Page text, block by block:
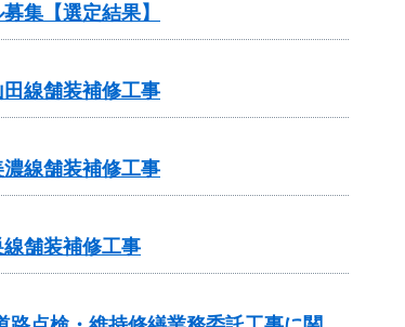
集【選定結果】
線舗装補修工事
線舗装補修工事
舗装補修工事